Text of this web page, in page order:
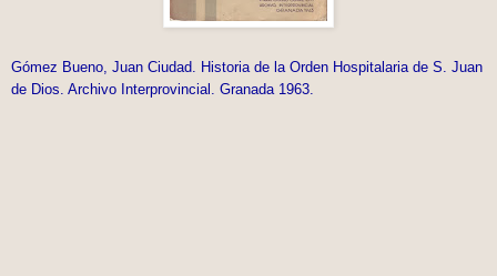
Gómez Bueno, Juan Ciudad. Historia de la Orden Hospitalaria de S. Juan
de Dios. Archivo Interprovincial. Granada 1963.